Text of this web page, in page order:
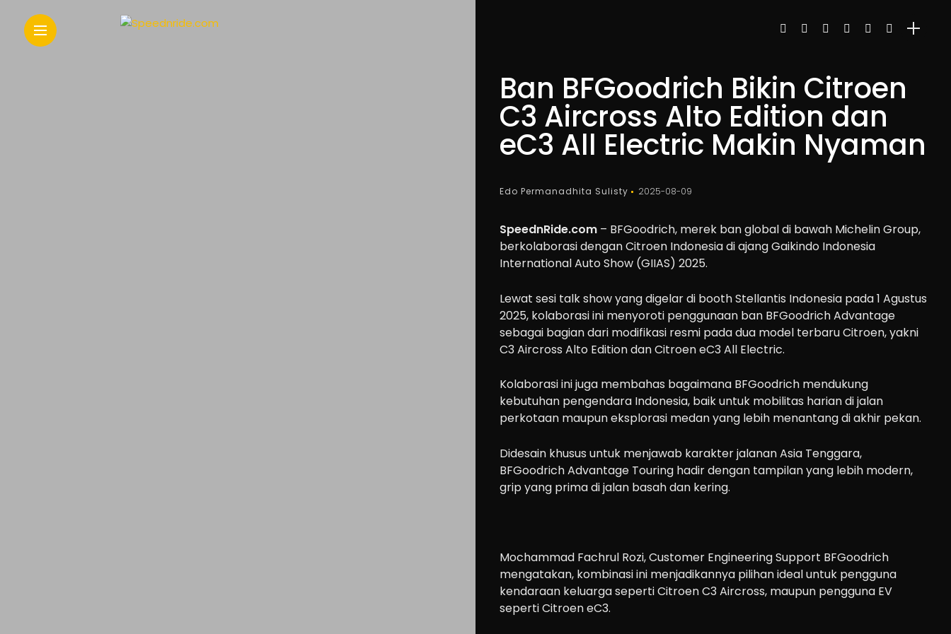
Ban BFGoodrich Bikin Citroen
C3 Aircross Alto Edition dan
eC3 All Electric Makin Nyaman
Edo Permanadhita Sulisty 2025-08-09
SpeednRide.com– BFGoodrich, merek ban global di bawah Michelin Group,
berkolaborasi dengan Citroen Indonesia di ajang Gaikindo Indonesia
International Auto Show (GIIAS) 2025.
Lewat sesi talk show yang digelar di booth Stellantis Indonesia pada 1 Agustus
2025, kolaborasi ini menyoroti penggunaan ban BFGoodrich Advantage
sebagai bagian dari modifikasi resmi pada dua model terbaru Citroen, yakni
C3 Aircross Alto Edition dan Citroen eC3 All Electric.
Kolaborasi ini juga membahas bagaimana BFGoodrich mendukung
kebutuhan pengendara Indonesia, baik untuk mobilitas harian di jalan
perkotaan maupun eksplorasi medan yang lebih menantang di akhir pekan.
​Didesain khusus untuk menjawab karakter jalanan Asia Tenggara,
BFGoodrich Advantage Touring hadir dengan tampilan yang lebih modern,
grip yang prima di jalan basah dan kering.
Mochammad Fachrul Rozi, Customer Engineering Support BFGoodrich
mengatakan, kombinasi ini menjadikannya pilihan ideal untuk pengguna
kendaraan keluarga seperti Citroen C3 Aircross, maupun pengguna EV
seperti Citroen eC3.